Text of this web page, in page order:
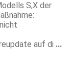
S,X der
auf di ...